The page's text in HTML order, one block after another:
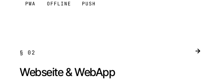
PWA OFFLINE PUSH
§02
Webseite & WebApp